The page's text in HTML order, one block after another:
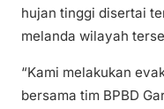
hujan tinggi disertai
melanda wilayah
“Kami melakukan
bersama tim BPBD